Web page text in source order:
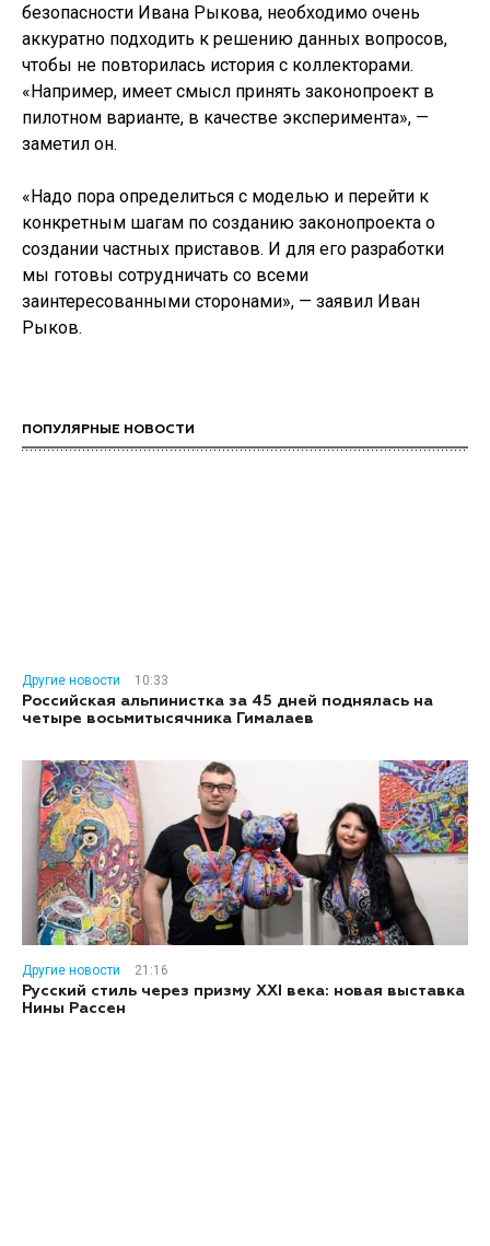
безопасности Ивана Рыкова, необходимо очень
аккуратно подходить к решению данных вопросов,
чтобы не повторилась история с коллекторами.
«Например, имеет смысл принять законопроект в
пилотном варианте, в качестве эксперимента», —
заметил он.
«Надо пора определиться с моделью и перейти к
конкретным шагам по созданию законопроекта о
создании частных приставов. И для его разработки
мы готовы сотрудничать со всеми
заинтересованными сторонами», — заявил Иван
Рыков.
ПОПУЛЯРНЫЕ НОВОСТИ
Другие новости
10:33
Российская альпинистка за 45 дней поднялась на
четыре восьмитысячника Гималаев
Другие новости
21:16
Русский стиль через призму XXI века: новая выставка
Нины Рассен